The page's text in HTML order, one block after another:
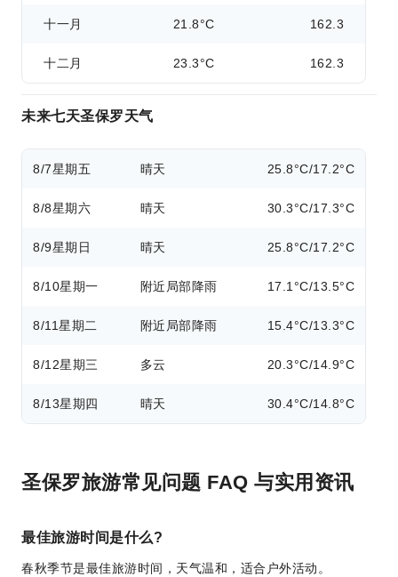
十一月 21.8°C 162.3
十二月 23.3°C 162.3
未来七天圣保罗天气
8/7星期五 晴天 25.8°C/17.2°C
8/8星期六 晴天 30.3°C/17.3°C
8/9星期日 晴天 25.8°C/17.2°C
8/10星期一 附近局部降雨 17.1°C/13.5°C
8/11星期二 附近局部降雨 15.4°C/13.3°C
8/12星期三 多云 20.3°C/14.9°C
8/13星期四 晴天 30.4°C/14.8°C
圣保罗旅游常见问题 FAQ 与实用资讯
最佳旅游时间是什么?
春秋季节是最佳旅游时间，天气温和，适合户外活动。